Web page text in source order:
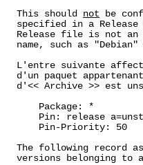
This should
not be
specified in a
Release file is not
name, such as "Debian"
L'entre suivante
d'un paquet
d'<< Archive >> est
Package: *
Pin: release
Pin-Priority: 50
The following record
versions belonging to